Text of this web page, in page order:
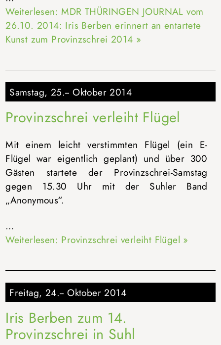
Weiterlesen: MDR THÜRINGEN JOURNAL vom
26.10. 2014: Iris Berben erinnert an entartete
Kunst zum Provinzschrei 2014 »
Samstag, 25.-- Oktober 2014
Provinzschrei verleiht Flügel
Mit einem leicht verstimmten Flügel (ein E-
Flügel war eigentlich geplant) und über 300
Gästen startete der Provinzschrei-Samstag
gegen 15.30 Uhr mit der Suhler Band
„Anonymous“.
…
Weiterlesen: Provinzschrei verleiht Flügel »
Freitag, 24.-- Oktober 2014
Iris Berben zum 14.
Provinzschrei in Suhl